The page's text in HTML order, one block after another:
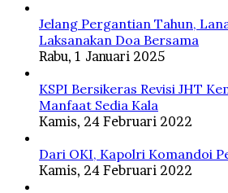
Jelang Pergantian Tahun,
Laksanakan Doa Bersama
Rabu, 1 Januari 2025
KSPI Bersikeras Revisi JHT
Manfaat Sedia Kala
Kamis, 24 Februari 2022
Dari OKI, Kapolri Komandoi
Kamis, 24 Februari 2022